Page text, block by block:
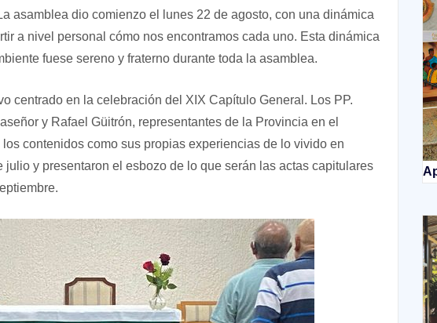
asamblea dio comienzo el lunes 22 de agosto, con una dinámica
a nivel personal cómo nos encontramos cada uno. Esta dinámica
fuese sereno y fraterno durante toda la asamblea.
centrado en la celebración del XIX Capítulo General. Los PP.
y Rafael Güitrón, representantes de la Provincia en el
contenidos como sus propias experiencias de lo vivido en
julio y presentaron el esbozo de lo que serán las actas capitulares